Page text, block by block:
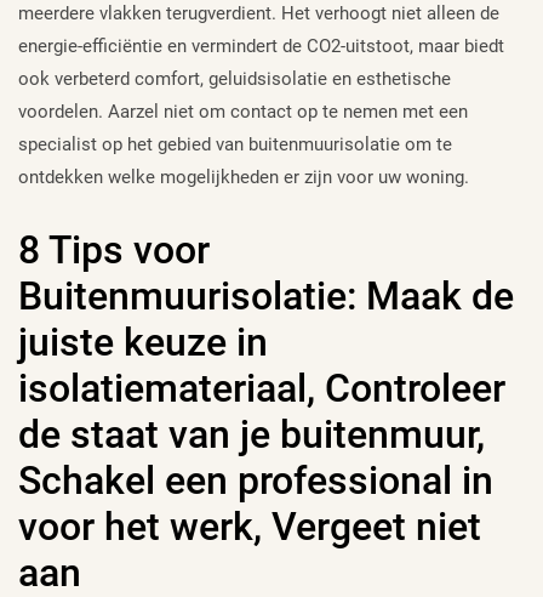
meerdere vlakken terugverdient. Het verhoogt niet alleen de
energie-efficiëntie en vermindert de CO2-uitstoot, maar biedt
ook verbeterd comfort, geluidsisolatie en esthetische
voordelen. Aarzel niet om contact op te nemen met een
specialist op het gebied van buitenmuurisolatie om te
ontdekken welke mogelijkheden er zijn voor uw woning.
8 Tips voor
Buitenmuurisolatie: Maak de
juiste keuze in
isolatiemateriaal, Controleer
de staat van je buitenmuur,
Schakel een professional in
voor het werk, Vergeet niet
aan